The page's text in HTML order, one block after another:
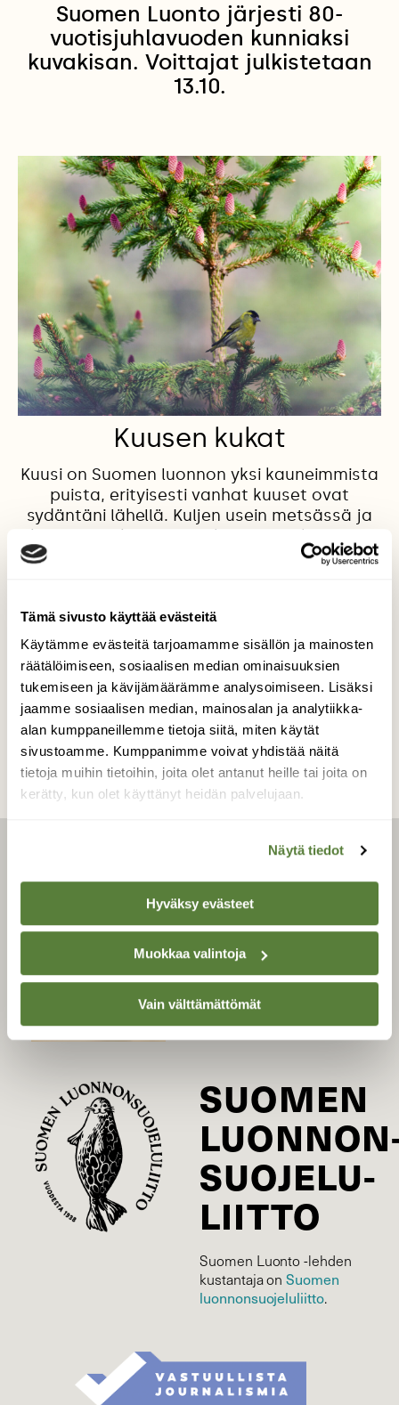
Tämä sivusto käyttää evästeitä
Käytämme evästeitä tarjoamamme sisällön ja mainosten
räätälöimiseen, sosiaalisen median ominaisuuksien
tukemiseen ja kävijämäärämme analysoimiseen. Lisäksi
jaamme sosiaalisen median, mainosalan ja analytiikka-
alan kumppaneillemme tietoja siitä, miten käytät
sivustoamme. Kumppanimme voivat yhdistää näitä
tietoja muihin tietoihin, joita olet antanut heille tai joita on
kerätty, kun olet käyttänyt heidän palvelujaan.
Näytä tiedot
Hyväksy evästeet
Muokkaa valintoja
Vain välttämättömät
Suomen Luonto järjesti 80-
vuotisjuhlavuoden kunniaksi
kuvakisan. Voittajat julkistetaan
13.10.
Kuusen kukat
Kuusi on Suomen luonnon yksi kauneimmista
puista, erityisesti vanhat kuuset ovat
sydäntäni lähellä. Kuljen usein metsässä ja
halaan vanhoja suuria kuusipuita kun niitä
näen, ne herättävät minussa suurta
Kuvaaja: Päivi Lindholm
Kilpailun etusivulle
LEHTI
Uusin lehti
Tilaa Suomen Luonto
Tilaa digilukuoikeus
Äänestä parasta juttua
Tilaa uutiskirje
SUOMEN
SUOJELU­
LIITTO
Suomen Luonto -lehden
kustantaja onSuomen
luonnonsuojelu­liitto.